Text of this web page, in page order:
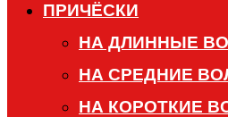
ПРИЧЁСКИ
НА ДЛИННЫЕ
НА СРЕДНИЕ
НА КОРОТКИЕ